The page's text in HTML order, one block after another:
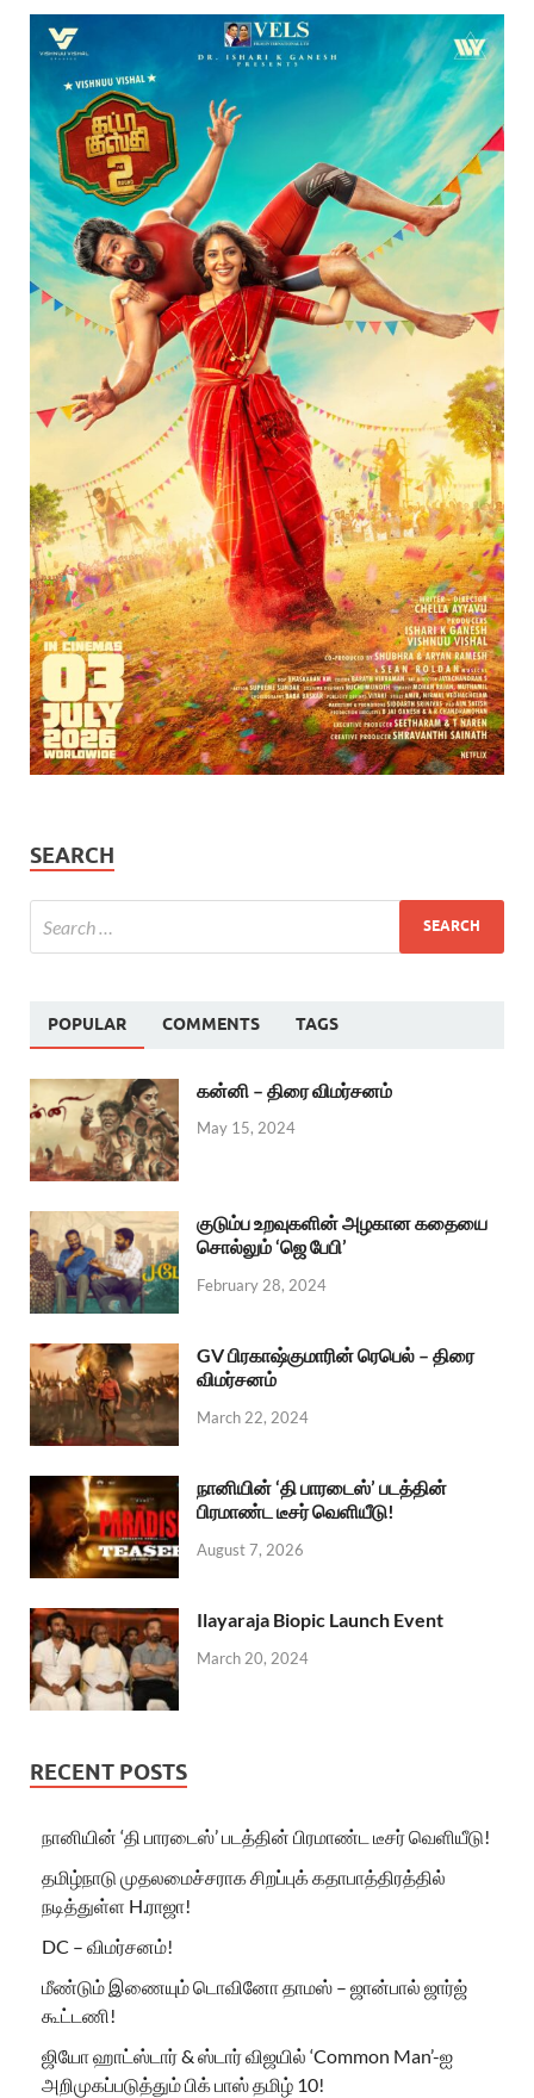
SEARCH
POPULAR COMMENTS TAGS
கன்னி – திரை விமர்சனம்
May 15, 2024
குடும்ப உறவுகளின் அழகான கதையை
சொல்லும் ‘ஜெ பேபி’
February 28, 2024
GV பிரகாஷ்குமாரின் ரெபெல் – திரை
விமர்சனம்
March 22, 2024
நானியின் ‘தி பாரடைஸ்’ படத்தின்
பிரமாண்ட டீசர் வெளியீடு!
August 7, 2026
Ilayaraja Biopic Launch Event
March 20, 2024
RECENT POSTS
நானியின் ‘தி பாரடைஸ்’ படத்தின் பிரமாண்ட டீசர் வெளியீடு!
தமிழ்நாடு முதலமைச்சராக சிறப்புக் கதாபாத்திரத்தில்
நடித்துள்ள H.ராஜா!
DC – விமர்சனம்!
மீண்டும் இணையும் டொவினோ தாமஸ் – ஜான்பால் ஜார்ஜ்
கூட்டணி!
ஜியோ ஹாட்ஸ்டார் & ஸ்டார் விஜயில் ‘Common Man’-ஐ
அறிமுகப்படுத்தும் பிக் பாஸ் தமிழ் 10!